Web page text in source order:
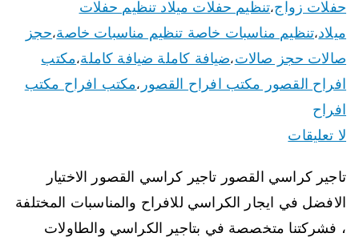
حفلات زواج،تنظيم حفلات ميلاد تنظيم حفلات
ميلاد،تنظيم مناسبات خاصة تنظيم مناسبات خاصة،حجز
صالات حجز صالات،ضيافة كاملة ضيافة كاملة،مكتب
افراح القصور مكتب افراح القصور ،مكتب افراح مكتب
افراح
لا تعليقات
تاجير كراسي القصور تاجير كراسي القصور الاختيار
الافضل في ايجار الكراسي للافراح والمناسبات المختلفة
، فشركتنا متخصصة في بتاجير الكراسي والطاولات